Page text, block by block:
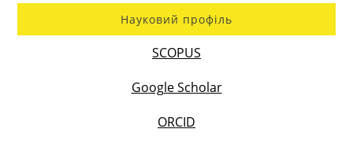
Науковий профіль
SCOPUS
Google Scholar
ORCID